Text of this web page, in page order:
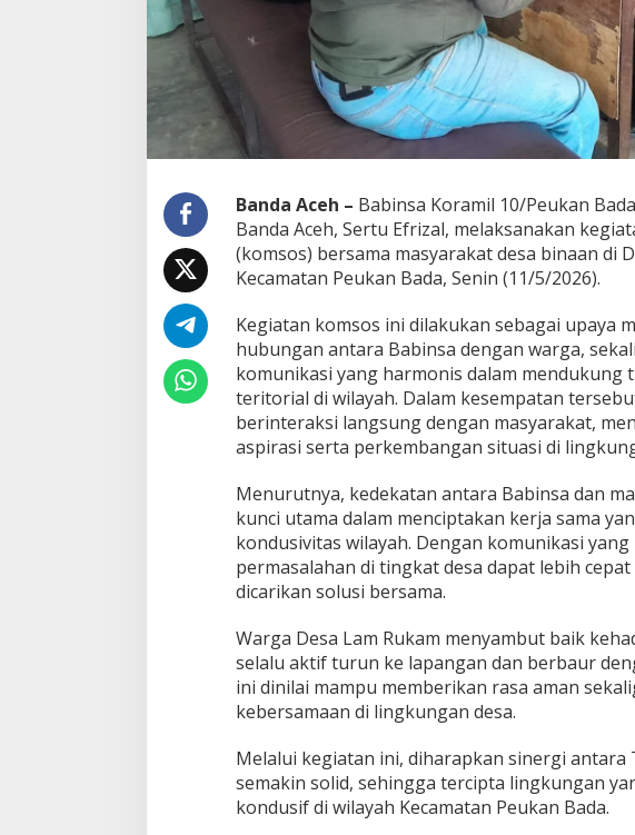
i
s
a
P
e
k
n
B
a
d
a
k
t
i
f
J
a
l
i
K
o
m
o
s
i
D
s
a
i
n
a
Banda Aceh – Babinsa Koramil 10/Peukan
Banda Aceh, Sertu Efrizal, melaksanakan
(komsos) bersama masyarakat desa binaan di
Kecamatan Peukan Bada, Senin (11/5/2026).
Kegiatan komsos ini dilakukan sebagai upaya
hubungan antara Babinsa dengan warga,
komunikasi yang harmonis dalam mendukung
teritorial di wilayah. Dalam kesempatan
berinteraksi langsung dengan masyarakat,
aspirasi serta perkembangan situasi di
Menurutnya, kedekatan antara Babinsa dan
kunci utama dalam menciptakan kerja sama
kondusivitas wilayah. Dengan komunikasi
permasalahan di tingkat desa dapat lebih
dicarikan solusi bersama.
Warga Desa Lam Rukam menyambut baik
selalu aktif turun ke lapangan dan berbaur
ini dinilai mampu memberikan rasa aman
kebersamaan di lingkungan desa.
Melalui kegiatan ini, diharapkan sinergi antara
semakin solid, sehingga tercipta lingkungan
kondusif di wilayah Kecamatan Peukan Bada.